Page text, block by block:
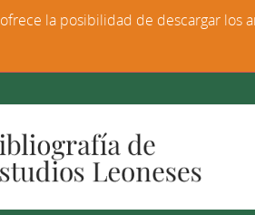
ofrece la posibilidad de descargar los